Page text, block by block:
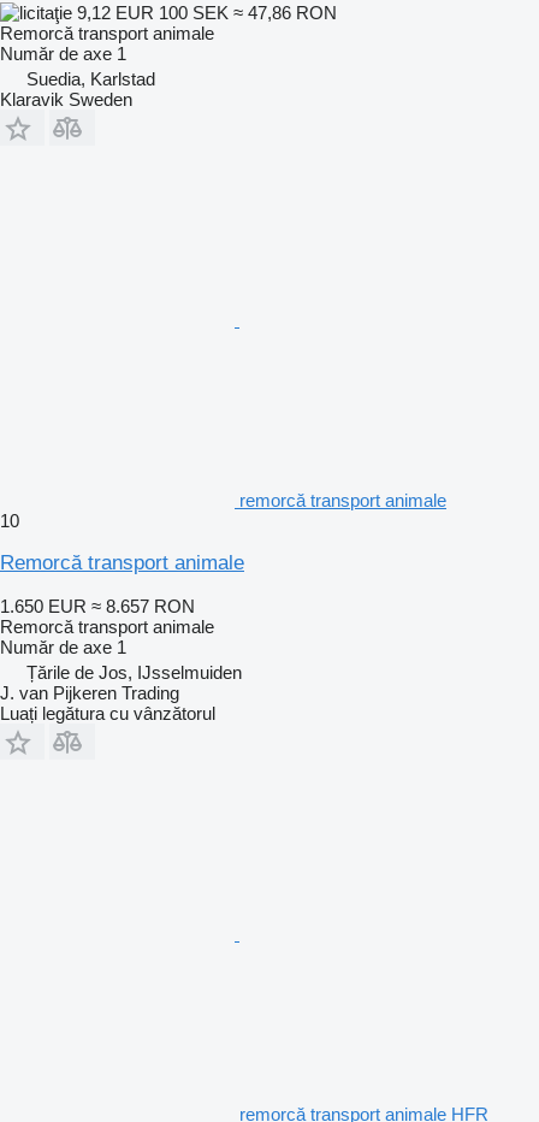
9,12 EUR 100 SEK ≈ 47,86 RON
Remorcă transport animale
Număr de axe 1
Suedia, Karlstad
Klaravik Sweden
remorcă transport animale
10
Remorcă transport animale
1.650 EUR ≈ 8.657 RON
Remorcă transport animale
Număr de axe 1
Țările de Jos, IJsselmuiden
J. van Pijkeren Trading
Luați legătura cu vânzătorul
remorcă transport animale HFR